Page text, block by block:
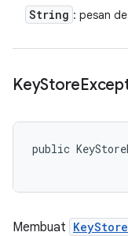
String : pesan
KeyStore
public
Membuat